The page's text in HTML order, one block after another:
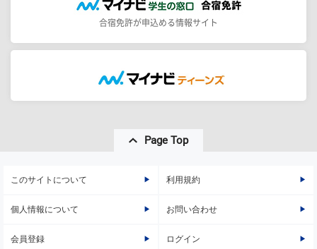
合宿免許が申込める情報サイト
Page Top
このサイトについて 利用規約
個人情報について お問い合わせ
会員登録 ログイン